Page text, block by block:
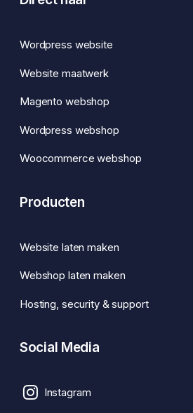
Wordpress website
Website maatwerk
Magento webshop
Wordpress webshop
Woocommerce webshop
Producten
Website laten maken
Webshop laten maken
Hosting, security & support
Social Media
Instagram